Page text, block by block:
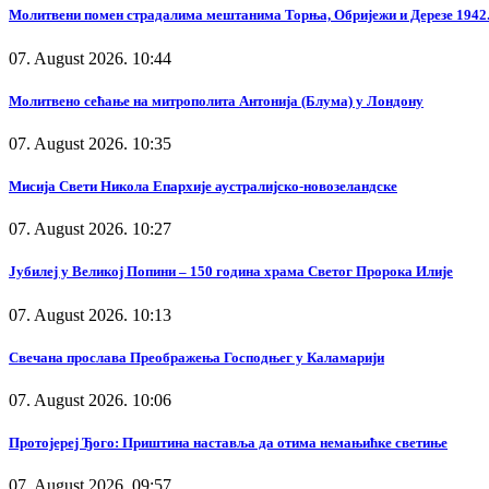
Молитвени помен страдалима мештанима Торња, Обријежи и Дерезе
07. August 2026. 10:44
Молитвено сећање на митрополита Антонија (Блума) у Лондону
07. August 2026. 10:35
Мисија Свети Никола Епархије аустралијско-новозеландске
07. August 2026. 10:27
Јубилеј у Великој Попини – 150 година храма Светог Пророка Илије
07. August 2026. 10:13
Свечана прослава Преображења Господњег у Каламарији
07. August 2026. 10:06
Протојереј Ђого: Приштина наставља да отима немањићке светиње